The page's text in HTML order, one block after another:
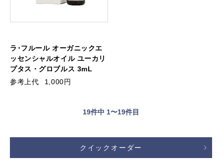
ラ･フルール オーガニックエ
ッセンシャルオイル ユーカリ
プタス・グロブルス 3mL
参考上代
1,000円
19件中 1〜19件目
クイックオーダー